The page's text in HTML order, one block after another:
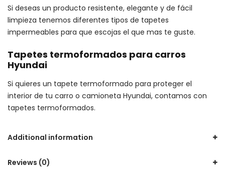
Si deseas un producto resistente, elegante y de fácil
limpieza tenemos diferentes tipos de tapetes
impermeables para que escojas el que mas te guste.
Tapetes termoformados para carros
Hyundai
Si quieres un tapete termoformado para proteger el
interior de tu carro o camioneta Hyundai, contamos con
tapetes termoformados.
Additional information
Reviews (0)